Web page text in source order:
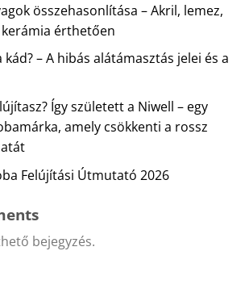
összehasonlítása – Akril, lemez,
érthetően
– A hibás alátámasztás jelei és a
Így született a Niwell – egy
amely csökkenti a rossz
Felújítási Útmutató 2026
bejegyzés.